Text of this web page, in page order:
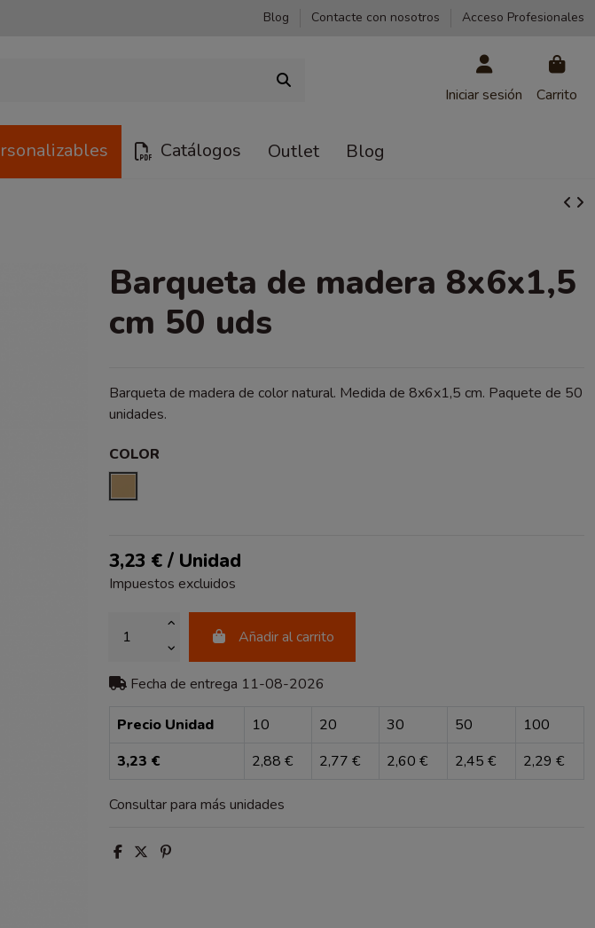
Blog Contacte con nosotros Acceso Profesionales
Iniciar sesión Carrito
Catálogos Outlet Blog
Barqueta de madera 8x6x1,5
cm 50 uds
Barqueta de madera de color natural. Medida de 8x6x1,5 cm. Paquete de 50
unidades.
COLOR
3,23 € / Unidad
Impuestos excluidos
Añadir al carrito
Fecha de entrega 11-08-2026
Precio Unidad 10 20 30 50
100
3,23 €
2,88 € 2,77 € 2,60 € 2,45 € 2,29 €
Consultar para más unidades